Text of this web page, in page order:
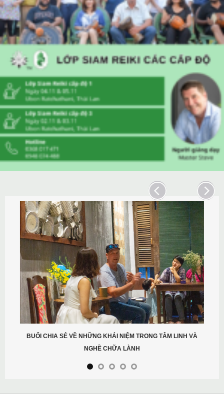
BUỔI CHIA SẺ VỀ NHỮNG KHÁI NIỆM TRONG TÂM LINH VÀ
NGHỀ CHỮA LÀNH